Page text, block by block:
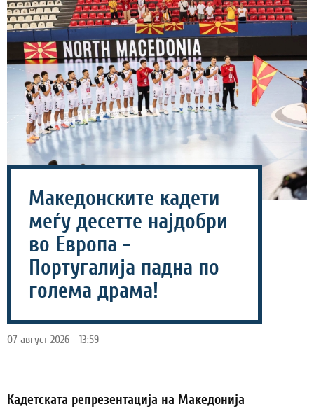
Македонските кадети
меѓу десетте најдобри
во Европа -
Португалија падна по
голема драма!
07 август 2026 - 13:59
Кадетската репрезентација на Македонија